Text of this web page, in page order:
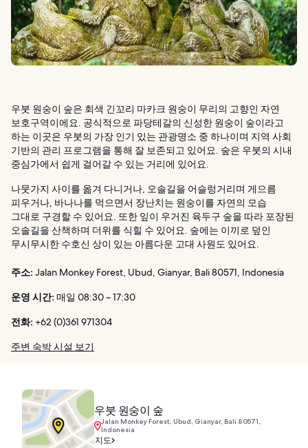
우붓 원숭이 숲은 회색 긴꼬리 마카크 원숭이 무리의 고향인 자연
보호구역이에요. 공식적으로 파당테갈의 신성한 원숭이 숲이라고
하는 이곳은 우붓의 가장 인기 있는 관광명소 중 하나이며 지역 사회
기반의 관리 프로그램을 통해 잘 보존되고 있어요. 숲은 우붓의 시내
중심가에서 쉽게 걸어갈 수 있는 거리에 있어요.
나뭇가지 사이를 옮겨 다니거나, 오솔길을 어슬렁거리며 게으름
피우거나, 바나나를 먹으면서 장난치는 원숭이를 자연의 모습
그대로 구경할 수 있어요. 또한 잎이 우거진 육두구 숲을 따라 포장된
오솔길을 산책하며 더위를 식힐 수 있어요. 숲에는 이끼로 덮인
무시무시한 수호신 상이 있는 아름다운 고대 사원도 있어요.
주소: Jalan Monkey Forest, Ubud, Gianyar, Bali 80571, Indonesia
운영 시간: 매일 08:30 ~ 17:30
전화: +62 (0)361 971304
주변 숙박 시설 보기
우붓 원숭이 숲
Jalan Monkey Forest, Ubud, Gianyar, Bali 80571,
Indonesia
지도